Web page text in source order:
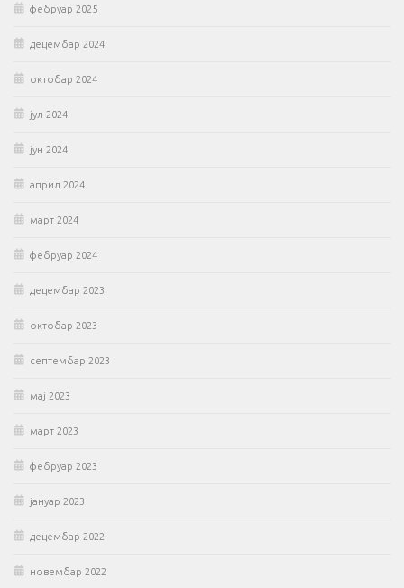
фебруар 2025
децембар 2024
октобар 2024
јул 2024
јун 2024
април 2024
март 2024
фебруар 2024
децембар 2023
октобар 2023
септембар 2023
мај 2023
март 2023
фебруар 2023
јануар 2023
децембар 2022
новембар 2022